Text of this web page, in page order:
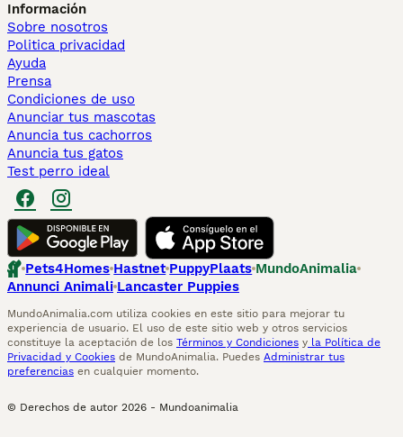
Información
Sobre nosotros
Politica privacidad
Ayuda
Prensa
Condiciones de uso
Anunciar tus mascotas
Anuncia tus cachorros
Anuncia tus gatos
Test perro ideal
Pets4Homes Hastnet PuppyPlaats MundoAnimalia
Annunci Animali Lancaster Puppies
MundoAnimalia.com utiliza cookies en este sitio para mejorar tu
experiencia de usuario. El uso de este sitio web y otros servicios
constituye la aceptación de los Términos y Condiciones y la Política de
Privacidad y Cookies de MundoAnimalia. Puedes Administrar tus
preferencias en cualquier momento.
© Derechos de autor 2026 - Mundoanimalia